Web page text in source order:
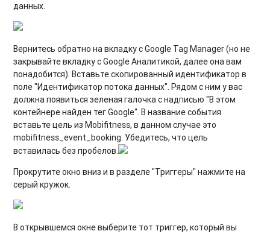
данных.
Вернитесь обратно на вкладку с Google Tag Manager (но не
закрывайте вкладку с Google Аналитикой, далее она вам
понадобится). Вставьте скопированный идентификатор в
поле "Идентификатор потока данных". Рядом с ним у вас
должна появиться зеленая галочка с надписью "В этом
контейнере найден тег Google". В название события
вставьте цель из Mobifitness, в данном случае это
mobifitness_event_booking. Убедитесь, что цель
вставилась без пробелов.
Прокрутите окно вниз и в разделе "Триггеры" нажмите на
серый кружок.
В открывшемся окне выберите тот триггер, который вы